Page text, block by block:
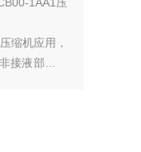
缩机应用，
接液部件材